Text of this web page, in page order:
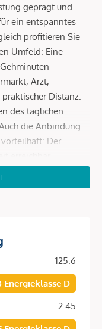
geprägt und
ein entspanntes
profitieren Sie
Umfeld: Eine
Arzt,
Distanz.
des täglichen
die Anbindung
Der
Kombination
Mobilität.
3-Zimmer-
des parifizierten
Trofaiach, in einer
befindet.
125.6
Energieklasse D
2.45